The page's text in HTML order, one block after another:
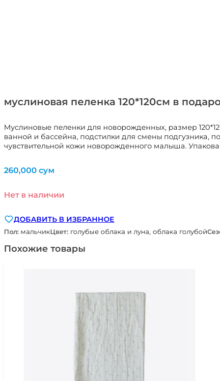
муслиновая пеленка 120*120см в
Муслиновые пеленки для новорожденных, размер
ванной и бассейна, подстилки для смены подгузника,
чувствительной кожи новорожденного малыша.
260,000 сум
Нет в наличии
ДОБАВИТЬ В ИЗБРАННОЕ
Пол: мальчикЦвет: голубые облака и луна, облака голубой
Похожие товары